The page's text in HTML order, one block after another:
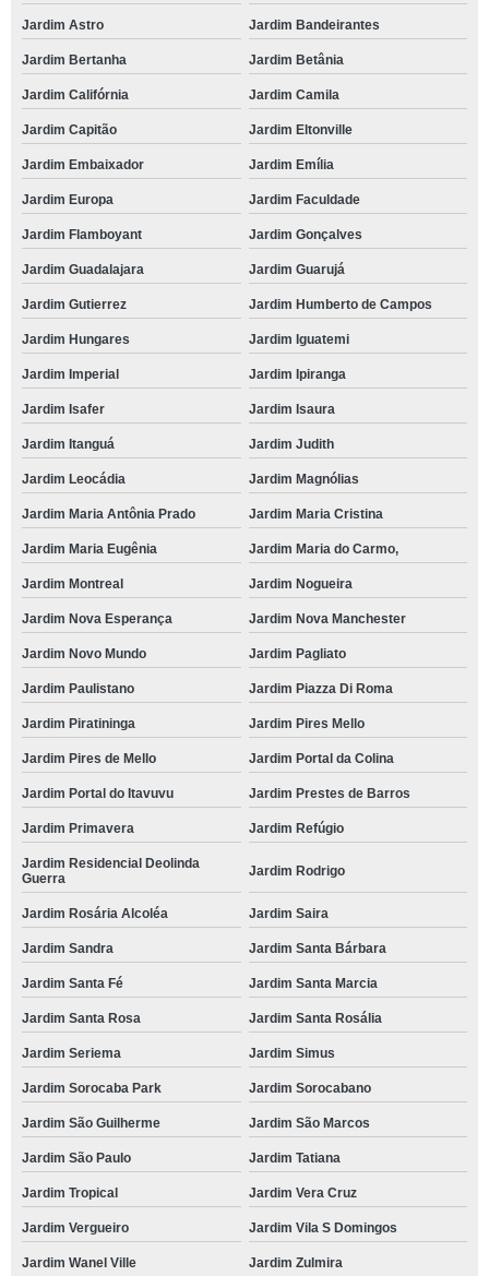
Jardim Astro Jardim Bandeirantes
Jardim Bertanha Jardim Betânia
Jardim Califórnia Jardim Camila
Jardim Capitão Jardim Eltonville
Jardim Embaixador Jardim Emília
Jardim Europa Jardim Faculdade
Jardim Flamboyant Jardim Gonçalves
Jardim Guadalajara Jardim Guarujá
Jardim Gutierrez Jardim Humberto de Campos
Jardim Hungares Jardim Iguatemi
Jardim Imperial Jardim Ipiranga
Jardim Isafer Jardim Isaura
Jardim Itanguá Jardim Judith
Jardim Leocádia Jardim Magnólias
Jardim Maria Antônia Prado Jardim Maria Cristina
Jardim Maria Eugênia Jardim Maria do Carmo,
Jardim Montreal Jardim Nogueira
Jardim Nova Esperança Jardim Nova Manchester
Jardim Novo Mundo Jardim Pagliato
Jardim Paulistano Jardim Piazza Di Roma
Jardim Piratininga Jardim Pires Mello
Jardim Pires de Mello Jardim Portal da Colina
Jardim Portal do Itavuvu Jardim Prestes de Barros
Jardim Primavera Jardim Refúgio
Jardim Residencial Deolinda
Guerra
Jardim Rodrigo
Jardim Rosária Alcoléa Jardim Saira
Jardim Sandra Jardim Santa Bárbara
Jardim Santa Fé Jardim Santa Marcia
Jardim Santa Rosa Jardim Santa Rosália
Jardim Seriema Jardim Simus
Jardim Sorocaba Park Jardim Sorocabano
Jardim São Guilherme Jardim São Marcos
Jardim São Paulo Jardim Tatiana
Jardim Tropical Jardim Vera Cruz
Jardim Vergueiro Jardim Vila S Domingos
Jardim Wanel Ville Jardim Zulmira